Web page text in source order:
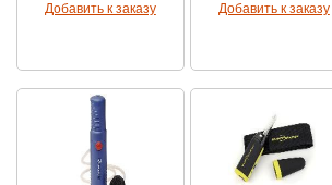
Добавить к заказу
Добавить к заказу